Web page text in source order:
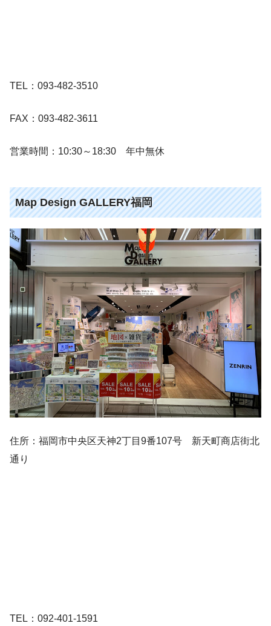
TEL：093-482-3510
FAX：093-482-3611
営業時間：10:30～18:30 年中無休
Map Design GALLERY福岡
住所：福岡市中央区天神2丁目9番107号 新天町商店街北
通り
TEL：092-401-1591